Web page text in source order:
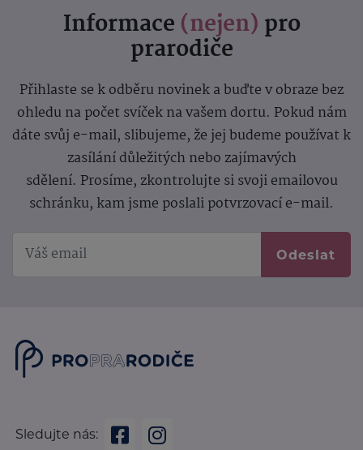
Informace (nejen) pro
prarodiče
Přihlaste se k odběru novinek a buďte v obraze bez
ohledu na počet svíček na vašem dortu. Pokud nám
dáte svůj e-mail, slibujeme, že jej budeme používat k
zasílání důležitých nebo zajímavých
sdělení. Prosíme, zkontrolujte si svoji emailovou
schránku, kam jsme poslali potvrzovací e-mail.
Odeslat
Sledujte nás: